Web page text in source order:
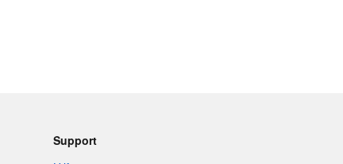
Support